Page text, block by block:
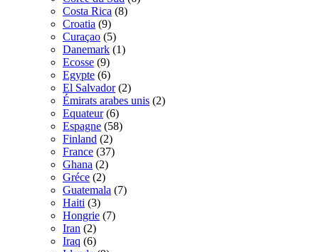
Costa Rica (8)
Croatia (9)
Curaçao (5)
Danemark (1)
Ecosse (9)
Egypte (6)
El Salvador (2)
Émirats arabes unis (2)
Equateur (6)
Espagne (58)
Finland (2)
France (37)
Ghana (2)
Gréce (2)
Guatemala (7)
Haiti (3)
Hongrie (7)
Iran (2)
Iraq (6)